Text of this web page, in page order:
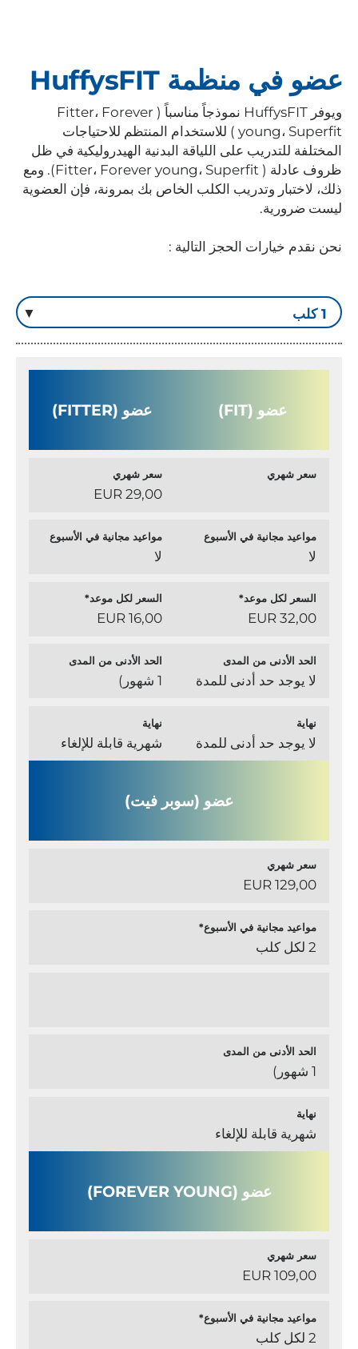
عضو في منظمة HuffysFIT
ويوفر HuffysFIT نموذجاً مناسباً ( Fitter، Forever
young، Superfit ) للاستخدام المنتظم للاحتياجات
المختلفة للتدريب على اللياقة البدنية الهيدروليكية في ظل
ظروف عادلة ( Fitter، Forever young، Superfit). ومع
ذلك، لاختبار وتدريب الكلب الخاص بك بمرونة، فإن العضوية
ليست ضرورية.
نحن نقدم خيارات الحجز التالية :
عضو (FIT)
سعر شهري
مواعيد مجانية في الأسبوع
لا
السعر لكل موعد*
32,00 EUR
الحد الأدنى من المدى
لا يوجد حد أدنى للمدة
نهاية
لا يوجد حد أدنى للمدة
عضو (FITTER)
سعر شهري
29,00 EUR
مواعيد مجانية في الأسبوع
لا
السعر لكل موعد*
16,00 EUR
الحد الأدنى من المدى
1 شهور)
نهاية
شهرية قابلة للإلغاء
عضو (سوبر فيت)
سعر شهري
129,00 EUR
مواعيد مجانية في الأسبوع*
2 لكل كلب
الحد الأدنى من المدى
1 شهور)
نهاية
شهرية قابلة للإلغاء
عضو (FOREVER YOUNG)
سعر شهري
109,00 EUR
مواعيد مجانية في الأسبوع*
2 لكل كلب